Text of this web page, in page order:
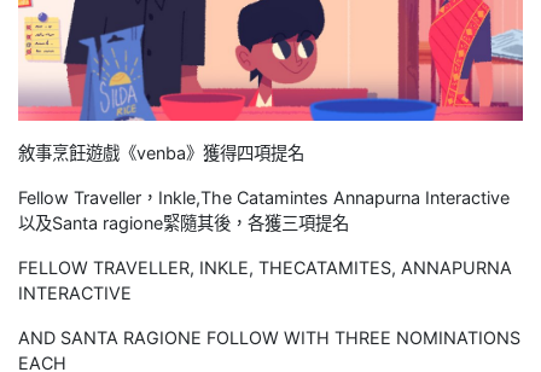
敘事烹飪遊戲《venba》獲得四項提名
Fellow Traveller，Inkle,The Catamintes Annapurna Interactive
以及Santa ragione緊隨其後，各獲三項提名
FELLOW TRAVELLER, INKLE, THECATAMITES, ANNAPURNA
INTERACTIVE
AND SANTA RAGIONE FOLLOW WITH THREE NOMINATIONS
EACH